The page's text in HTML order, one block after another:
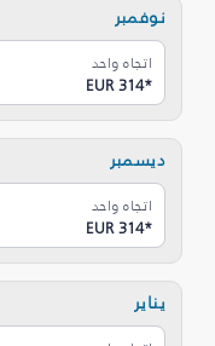
نوفمبر
اتجاه واحد
EUR 314*
ديسمبر
اتجاه واحد
EUR 314*
يناير